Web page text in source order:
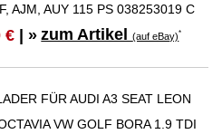
AJM, AUY 115 PS 038253019 C
€ | » zum Artikel(auf eBay)*
FÜR AUDI A3 SEAT LEON
VW GOLF BORA 1.9 TDI